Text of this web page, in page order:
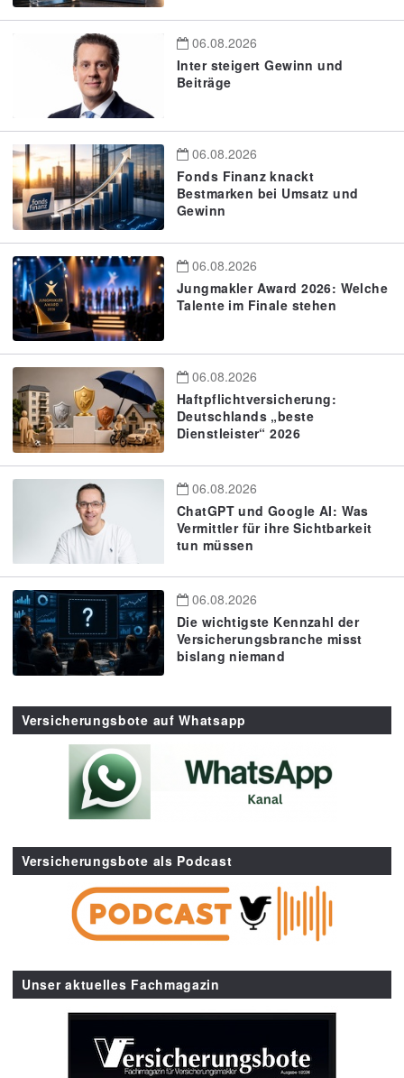
06.08.2026
Inter steigert Gewinn und
Beiträge
06.08.2026
Fonds Finanz knackt
Bestmarken bei Umsatz und
Gewinn
06.08.2026
Jungmakler Award 2026: Welche
Talente im Finale stehen
06.08.2026
Haftpflichtversicherung:
Deutschlands „beste
Dienstleister“ 2026
06.08.2026
ChatGPT und Google AI: Was
Vermittler für ihre Sichtbarkeit
tun müssen
06.08.2026
Die wichtigste Kennzahl der
Versicherungsbranche misst
bislang niemand
Versicherungsbote auf Whatsapp
Versicherungsbote als Podcast
Unser aktuelles Fachmagazin